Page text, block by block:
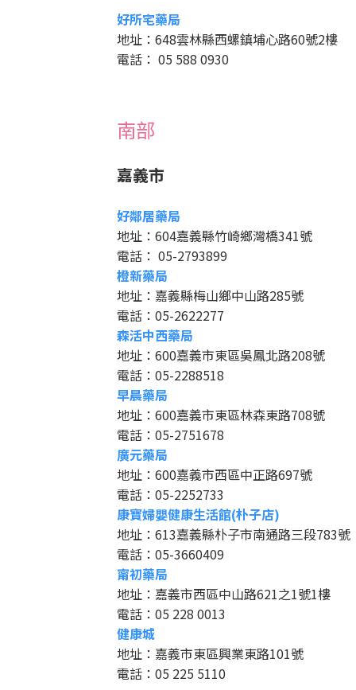
好所宅藥局
地址：648雲林縣西螺鎮埔心路60號2樓
電話： 05 588 0930
南部
嘉義市
好鄰居藥局
地址：604嘉義縣竹崎鄉灣橋341號
電話： 05-2793899
橙新藥局
地址：嘉義縣梅山鄉中山路285號
電話：05-2622277
森活中西藥局
地址：600嘉義市東區吳鳳北路208號
電話：05-2288518
早晨藥局
地址：600嘉義市東區林森東路708號
電話：05-2751678
廣元藥局
地址：600嘉義市西區中正路697號
電話：05-2252733
康寶婦嬰健康生活館(朴子店)
地址：613嘉義縣朴子市南通路三段783號
電話：05-3660409
甯初藥局
地址：嘉義市西區中山路621之1號1樓
電話：05 228 0013
健康城
地址：嘉義市東區興業東路101號
電話：05 225 5110